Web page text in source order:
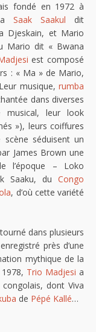
fondé en 1972 à
Saak Saakul dit
Djeskain, et Mario
Mario dit « Bwana
est composé
: « Ma » de Mario,
musique, rumba
dans diverses
musical, leur look
»), leurs coiffures
séduisent un
James Brown une
l’époque – Loko
Saaku, du Congo
, d’où cette variété
dans plusieurs
près d’une
mythique de la
Trio Madjesi a
dont Viva
de Pépé Kallé…